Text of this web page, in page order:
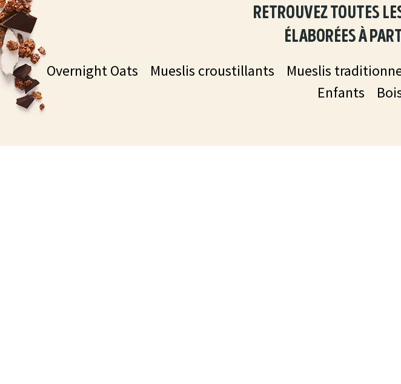
retrouvez toutes
élaborées à
Overnight Oats Mueslis croustillants Mueslis
Enfants